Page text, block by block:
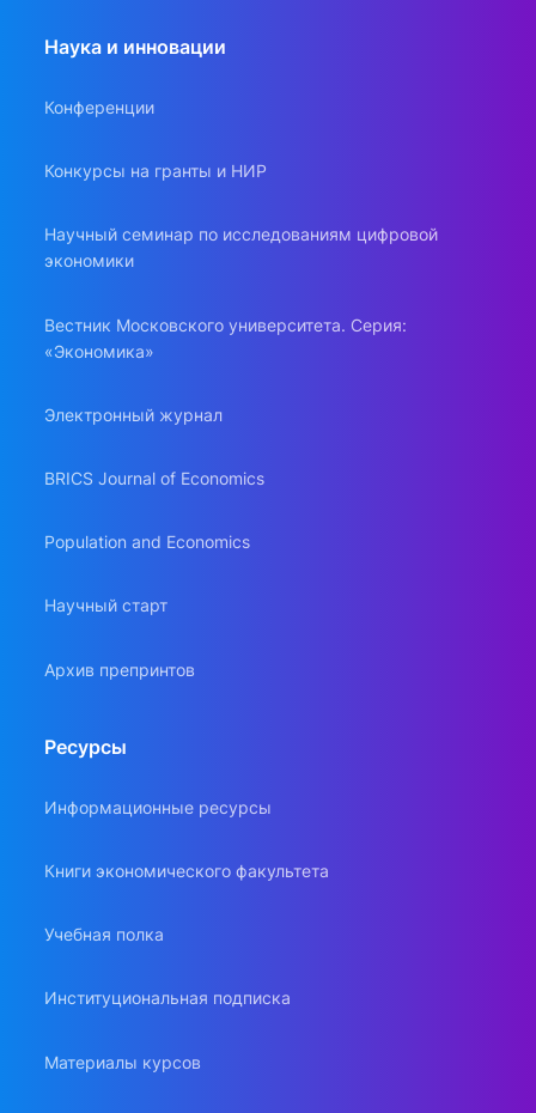
Наука и инновации
Конференции
Конкурсы на гранты и НИР
Научный семинар по исследованиям цифровой
экономики
Вестник Московского университета. Серия:
«Экономика»
Электронный журнал
BRICS Journal of Economics
Population and Economics
Научный старт
Архив препринтов
Ресурсы
Информационные ресурсы
Книги экономического факультета
Учебная полка
Институциональная подписка
Материалы курсов